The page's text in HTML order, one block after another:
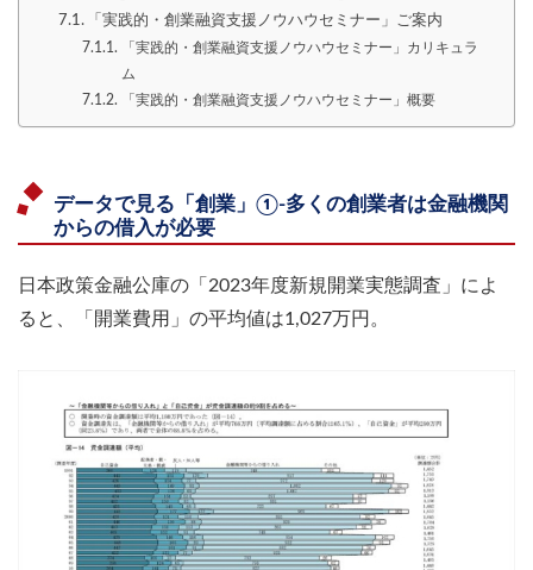
「実践的・創業融資支援ノウハウセミナー」ご案内
「実践的・創業融資支援ノウハウセミナー」カリキュラ
ム
「実践的・創業融資支援ノウハウセミナー」概要
データで見る「創業」①-多くの創業者は金融機関
からの借入が必要
日本政策金融公庫の「2023年度新規開業実態調査」によ
ると、「開業費用」の平均値は1,027万円。